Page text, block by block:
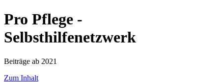
Pro Pflege -
Selbsthilfenetzwerk
Beiträge ab 2021
Zum Inhalt